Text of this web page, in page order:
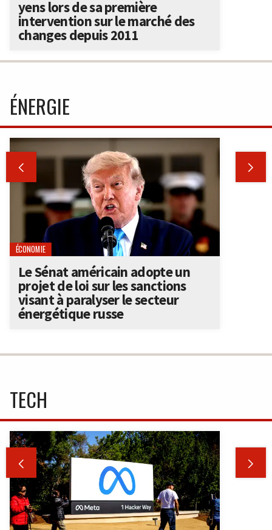
yens lors de sa première
intervention sur le marché des
changes depuis 2011
ÉNERGIE
 
ÉCONOMIE
Le Sénat américain adopte un
projet de loi sur les sanctions
visant à paralyser le secteur
énergétique russe
TECH
 